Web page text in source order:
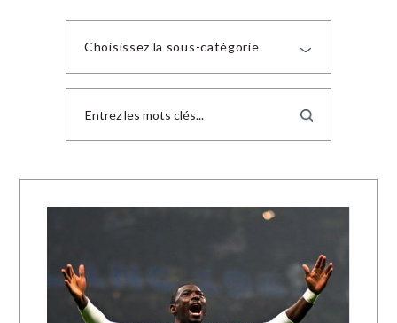
Choisissez la sous-catégorie